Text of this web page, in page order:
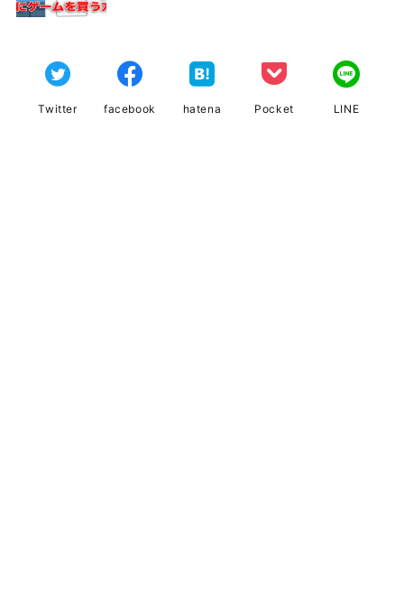
Twitter facebook hatena Pocket LINE